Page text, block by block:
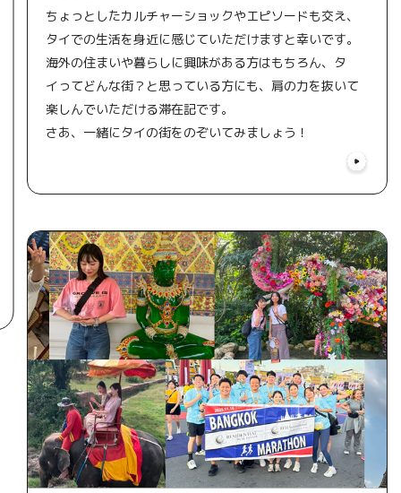
ちょっとしたカルチャーショックやエピソードも交え、
タイでの生活を身近に感じていただけますと幸いです。
海外の住まいや暮らしに興味がある方はもちろん、タ
イってどんな街？と思っている方にも、肩の力を抜いて
楽しんでいただける滞在記です。
さあ、一緒にタイの街をのぞいてみましょう！